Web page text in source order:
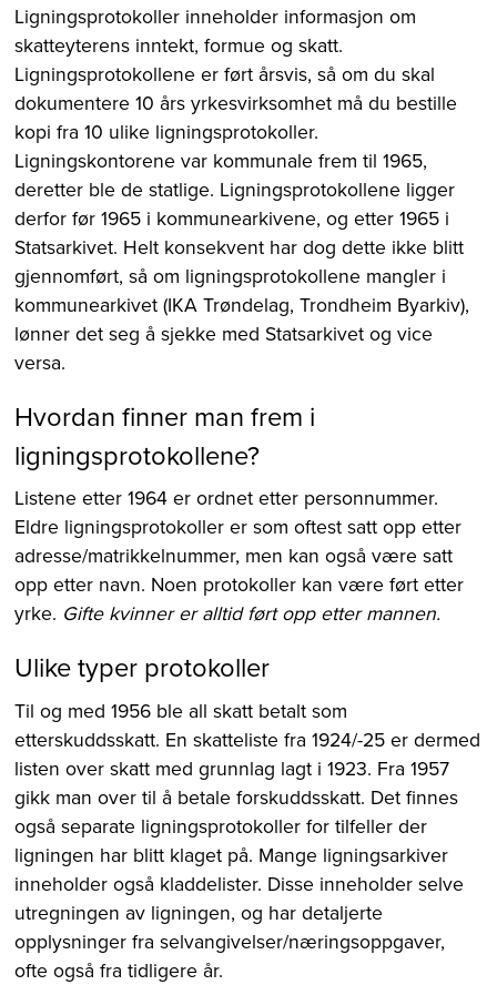
Ligningsprotokoller inneholder informasjon om
skatteyterens inntekt, formue og skatt.
Ligningsprotokollene er ført årsvis, så om du skal
dokumentere 10 års yrkesvirksomhet må du bestille
kopi fra 10 ulike ligningsprotokoller.
Ligningskontorene var kommunale frem til 1965,
deretter ble de statlige. Ligningsprotokollene ligger
derfor før 1965 i kommunearkivene, og etter 1965 i
Statsarkivet. Helt konsekvent har dog dette ikke blitt
gjennomført, så om ligningsprotokollene mangler i
kommunearkivet (IKA Trøndelag, Trondheim Byarkiv),
lønner det seg å sjekke med Statsarkivet og vice
versa.
Hvordan finner man frem i
ligningsprotokollene?
Listene etter 1964 er ordnet etter personnummer.
Eldre ligningsprotokoller er som oftest satt opp etter
adresse/matrikkelnummer, men kan også være satt
opp etter navn. Noen protokoller kan være ført etter
yrke. Gifte kvinner er alltid ført opp etter mannen.
Ulike typer protokoller
Til og med 1956 ble all skatt betalt som
etterskuddsskatt. En skatteliste fra 1924/-25 er dermed
listen over skatt med grunnlag lagt i 1923. Fra 1957
gikk man over til å betale forskuddsskatt. Det finnes
også separate ligningsprotokoller for tilfeller der
ligningen har blitt klaget på. Mange ligningsarkiver
inneholder også kladdelister. Disse inneholder selve
utregningen av ligningen, og har detaljerte
opplysninger fra selvangivelser/næringsoppgaver,
ofte også fra tidligere år.